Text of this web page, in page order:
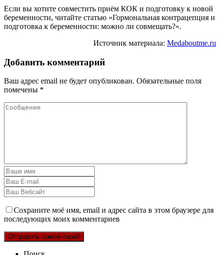
Если вы хотите совместить приём КОК и подготовку к новой
беременности, читайте статью «Гормональная контрацепция и
подготовка к беременности: можно ли совмещать?».
Источник материала: Medaboutme.ru
Добавить комментарий
Ваш адрес email не будет опубликован. Обязательные поля
помечены *
Сохраните моё имя, email и адрес сайта в этом браузере для
последующих моих комментариев